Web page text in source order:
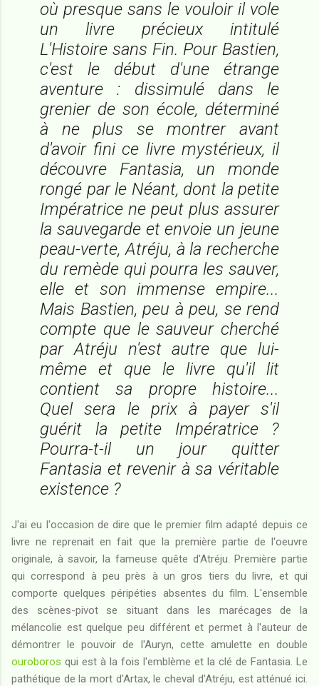
où presque sans le vouloir il vole
un livre précieux intitulé
L'Histoire sans Fin. Pour Bastien,
c'est le début d'une étrange
aventure : dissimulé dans le
grenier de son école, déterminé
à ne plus se montrer avant
d'avoir fini ce livre mystérieux, il
découvre Fantasia, un monde
rongé par le Néant, dont la petite
Impératrice ne peut plus assurer
la sauvegarde et envoie un jeune
peau-verte, Atréju, à la recherche
du remède qui pourra les sauver,
elle et son immense empire...
Mais Bastien, peu à peu, se rend
compte que le sauveur cherché
par Atréju n'est autre que lui-
même et que le livre qu'il lit
contient sa propre histoire...
Quel sera le prix à payer s'il
guérit la petite Impératrice ?
Pourra-t-il un jour quitter
Fantasia et revenir à sa véritable
existence ?
J'ai eu l'occasion de dire que le premier film adapté depuis ce
livre ne reprenait en fait que la première partie de l'oeuvre
originale, à savoir, la fameuse quête d'Atréju. Première partie
qui correspond à peu près à un gros tiers du livre, et qui
comporte quelques péripéties absentes du film. L'ensemble
des scènes-pivot se situant dans les marécages de la
mélancolie est quelque peu différent et permet à l'auteur de
démontrer le pouvoir de l'Auryn, cette amulette en double
ouroboros qui est à la fois l'emblème et la clé de Fantasia. Le
pathétique de la mort d'Artax, le cheval d'Atréju, est atténué ici.